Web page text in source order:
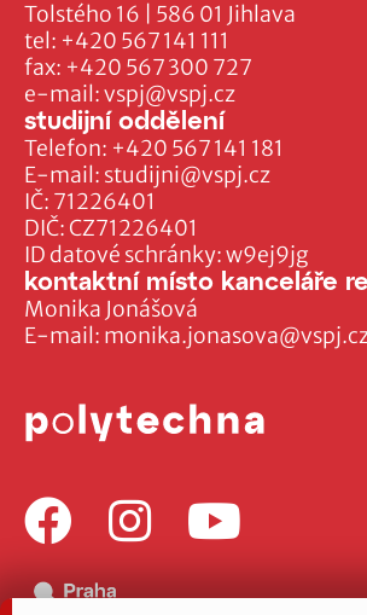
Tolstého 16 | 586 01 Jihlava
tel: +420 567 141 111
fax: +420 567 300 727
e-mail:vspj@vspj.cz
IČ: 71226401
DIČ: CZ71226401
ID datové schránky: w9ej9jg
studijní oddělení
Telefon: +420 567 141 181
E-mail: studijni@vspj.cz
kontaktní místo kanceláře
Monika Jonášová
E-mail: